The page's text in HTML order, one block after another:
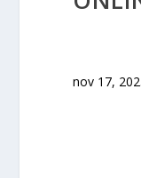
nov 17,